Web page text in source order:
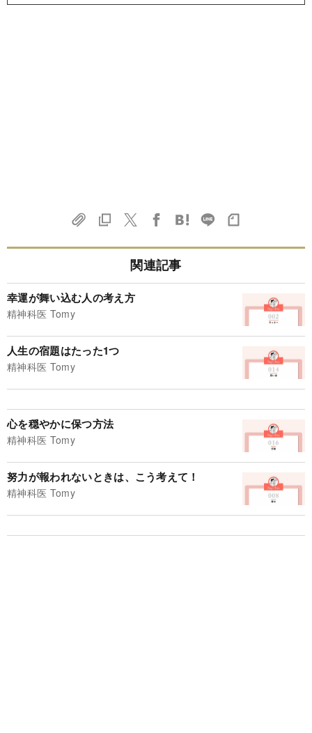
関連記事
幸運が舞い込む人の考え方
精神科医 Tomy
人生の宿題はたった1つ
精神科医 Tomy
心を穏やかに保つ方法
精神科医 Tomy
努力が報われないときは、こう考えて！
精神科医 Tomy